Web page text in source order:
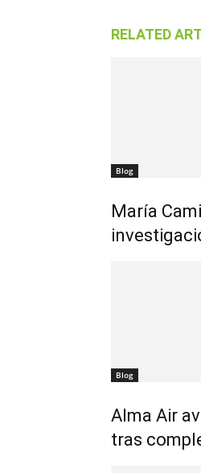
RELATED
Blog
María
Blog
Alma Air
tras